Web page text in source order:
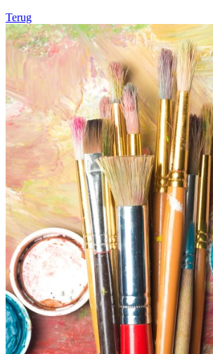
Terug